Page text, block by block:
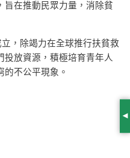
旨在推動民眾力量，消除貧
，除竭力在全球推行扶貧救
投放資源，積極培育青年人
的不公平現象。